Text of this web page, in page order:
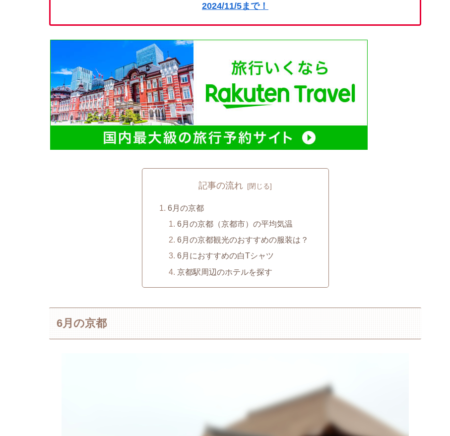
2024/11/5まで！
記事の流れ
6月の京都
6月の京都（京都市）の平均気温
6月の京都観光のおすすめの服装は？
6月におすすめの白Tシャツ
京都駅周辺のホテルを探す
6月の京都